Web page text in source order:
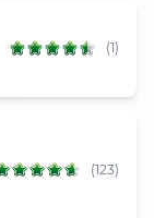
(1)
(123)